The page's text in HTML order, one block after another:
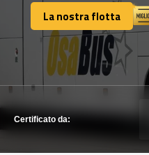
FLOTTA
METTITI IN CONTATTO
METTITI IN CONTATTO
La nostra flotta
La nostra flotta
Certificato da: